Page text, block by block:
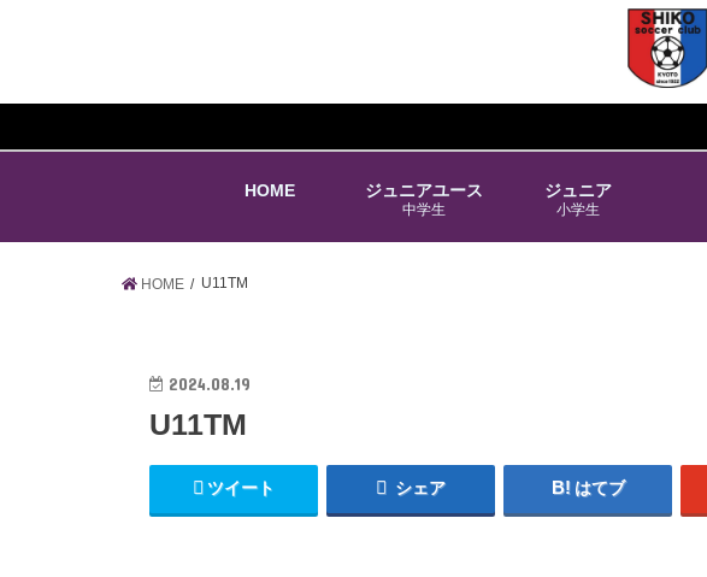
HOME ジュニアユース
中学生
ジュニア
小学生
HOME U11TM
2024.08.19
U11TM
ツイート シェア はてブ